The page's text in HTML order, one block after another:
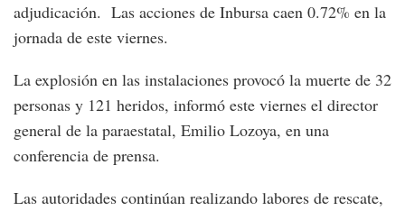
adjudicación. Las acciones de Inbursa caen 0.72% en la
jornada de este viernes.
La explosión en las instalaciones provocó la muerte de 32
personas y 121 heridos, informó este viernes el director
general de la paraestatal, Emilio Lozoya, en una
conferencia de prensa.
Las autoridades continúan realizando labores de rescate,